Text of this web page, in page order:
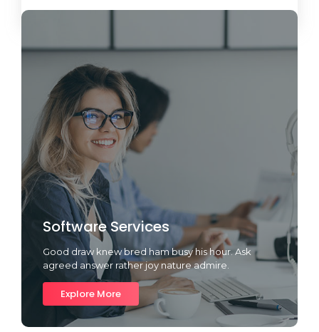
Software Services
Good draw knew bred ham busy his hour. Ask
agreed answer rather joy nature admire.
Explore More